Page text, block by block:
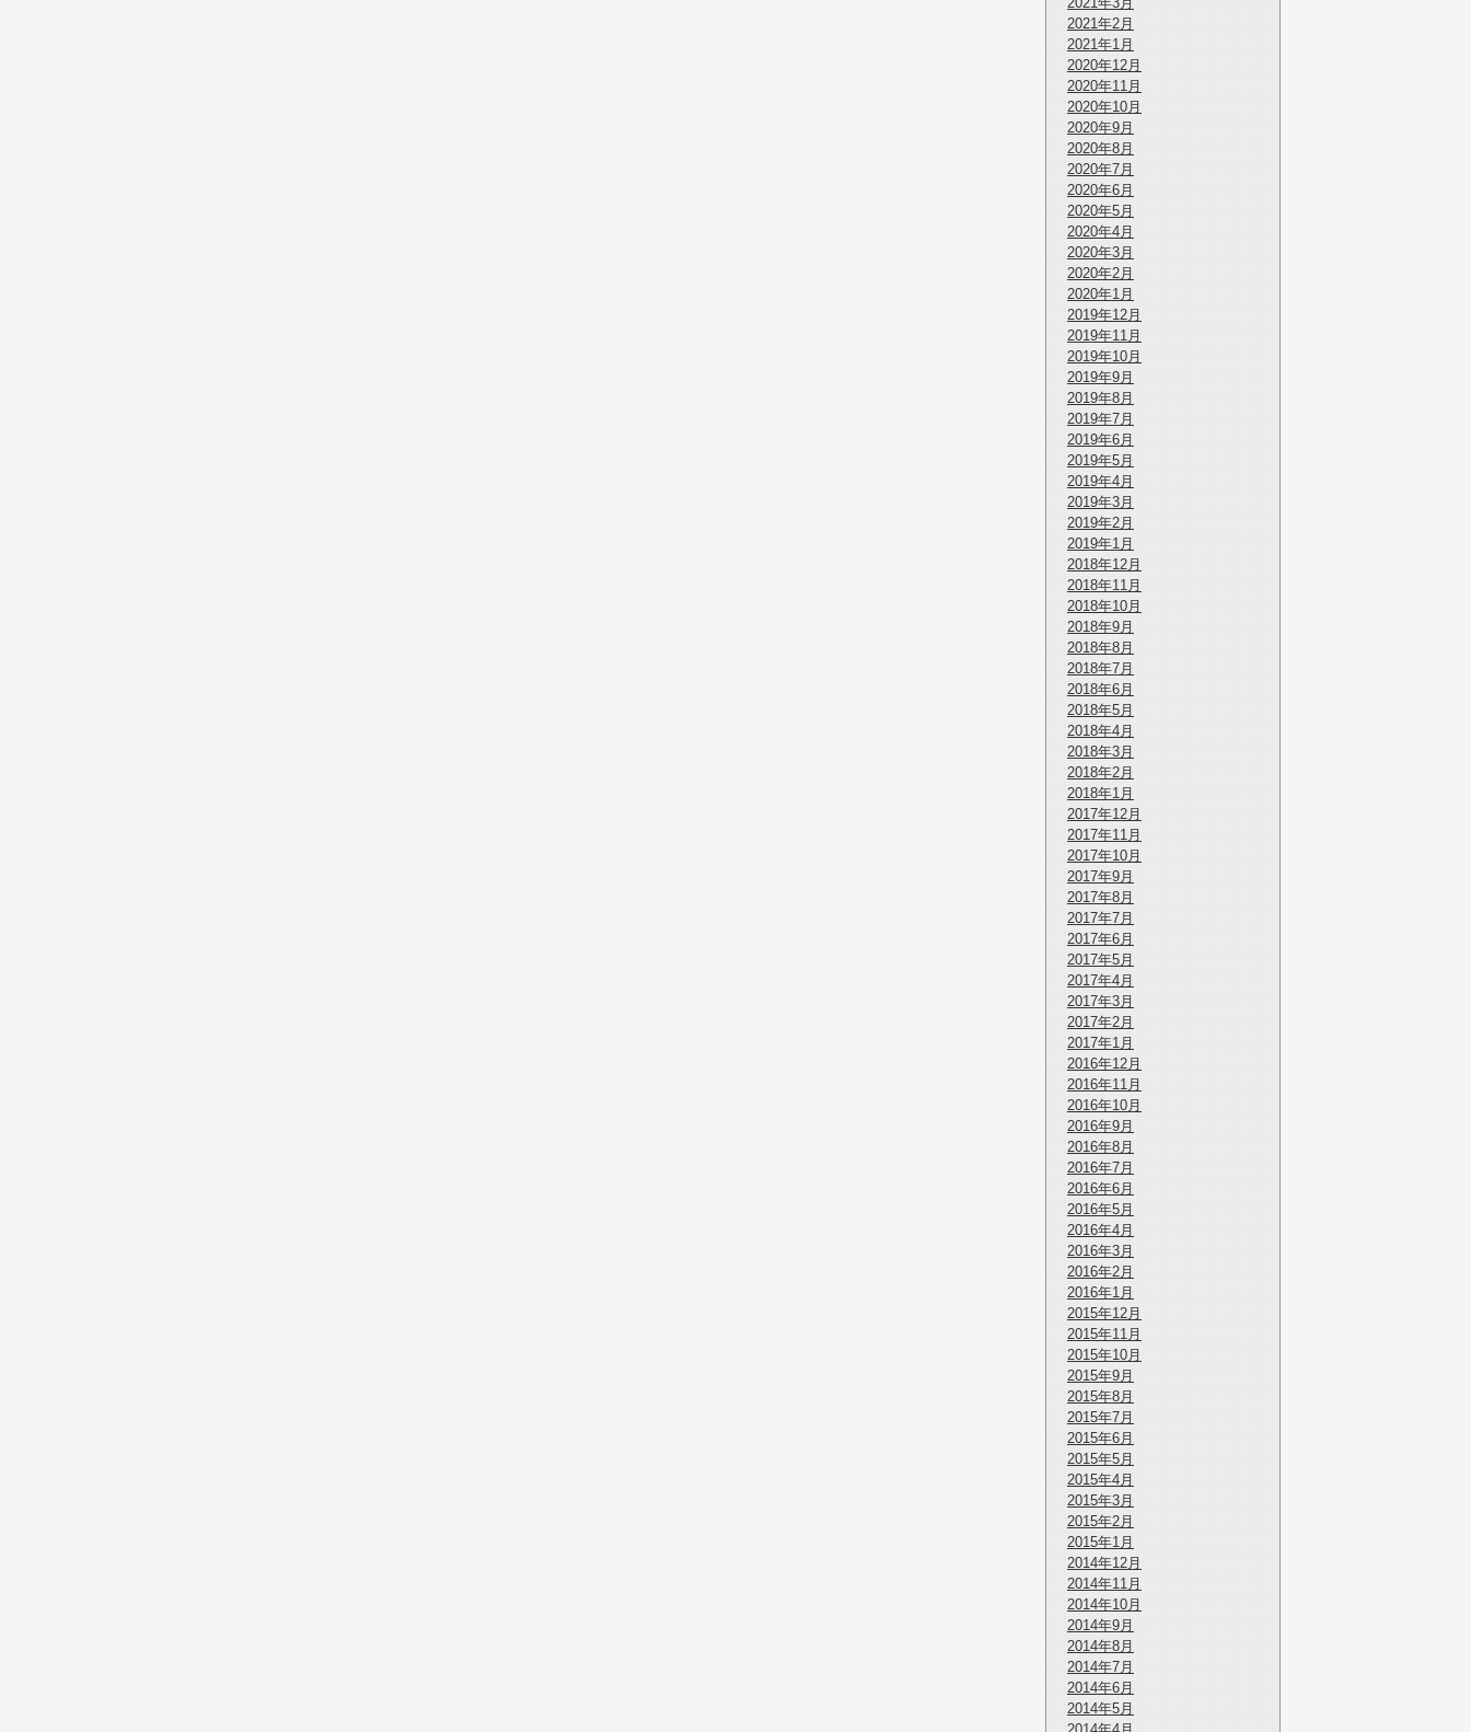
2021年2月
2021年1月
2020年12月
2020年11月
2020年10月
2020年9月
2020年8月
2020年7月
2020年6月
2020年5月
2020年4月
2020年3月
2020年2月
2020年1月
2019年12月
2019年11月
2019年10月
2019年9月
2019年8月
2019年7月
2019年6月
2019年5月
2019年4月
2019年3月
2019年2月
2019年1月
2018年12月
2018年11月
2018年10月
2018年9月
2018年8月
2018年7月
2018年6月
2018年5月
2018年4月
2018年3月
2018年2月
2018年1月
2017年12月
2017年11月
2017年10月
2017年9月
2017年8月
2017年7月
2017年6月
2017年5月
2017年4月
2017年3月
2017年2月
2017年1月
2016年12月
2016年11月
2016年10月
2016年9月
2016年8月
2016年7月
2016年6月
2016年5月
2016年4月
2016年3月
2016年2月
2016年1月
2015年12月
2015年11月
2015年10月
2015年9月
2015年8月
2015年7月
2015年6月
2015年5月
2015年4月
2015年3月
2015年2月
2015年1月
2014年12月
2014年11月
2014年10月
2014年9月
2014年8月
2014年7月
2014年6月
2014年5月